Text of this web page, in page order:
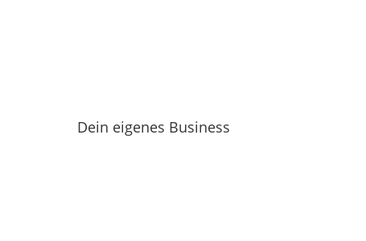
Dein eigenes Business